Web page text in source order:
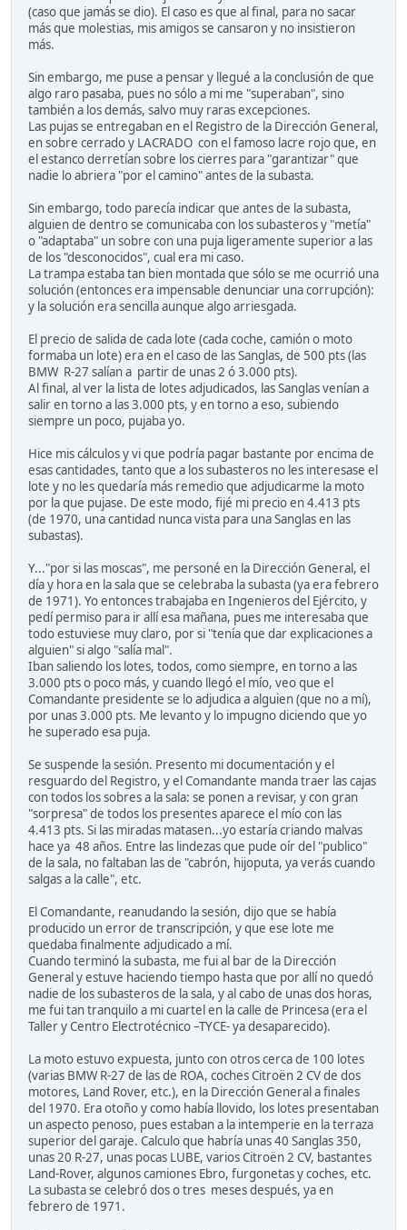
(caso que jamás se dio). El caso es que al final, para no sacar
más que molestias, mis amigos se cansaron y no insistieron
más.
Sin embargo, me puse a pensar y llegué a la conclusión de que
algo raro pasaba, pues no sólo a mi me "superaban", sino
también a los demás, salvo muy raras excepciones.
Las pujas se entregaban en el Registro de la Dirección General,
en sobre cerrado y LACRADO con el famoso lacre rojo que, en
el estanco derretían sobre los cierres para "garantizar" que
nadie lo abriera "por el camino" antes de la subasta.
Sin embargo, todo parecía indicar que antes de la subasta,
alguien de dentro se comunicaba con los subasteros y "metía"
o "adaptaba" un sobre con una puja ligeramente superior a las
de los "desconocidos", cual era mi caso.
La trampa estaba tan bien montada que sólo se me ocurrió una
solución (entonces era impensable denunciar una corrupción):
y la solución era sencilla aunque algo arriesgada.
El precio de salida de cada lote (cada coche, camión o moto
formaba un lote) era en el caso de las Sanglas, de 500 pts (las
BMW R-27 salían a partir de unas 2 ó 3.000 pts).
Al final, al ver la lista de lotes adjudicados, las Sanglas venían a
salir en torno a las 3.000 pts, y en torno a eso, subiendo
siempre un poco, pujaba yo.
Hice mis cálculos y vi que podría pagar bastante por encima de
esas cantidades, tanto que a los subasteros no les interesase el
lote y no les quedaría más remedio que adjudicarme la moto
por la que pujase. De este modo, fijé mi precio en 4.413 pts
(de 1970, una cantidad nunca vista para una Sanglas en las
subastas).
Y..."por si las moscas", me personé en la Dirección General, el
día y hora en la sala que se celebraba la subasta (ya era febrero
de 1971). Yo entonces trabajaba en Ingenieros del Ejército, y
pedí permiso para ir allí esa mañana, pues me interesaba que
todo estuviese muy claro, por si "tenía que dar explicaciones a
alguien" si algo "salía mal".
Iban saliendo los lotes, todos, como siempre, en torno a las
3.000 pts o poco más, y cuando llegó el mío, veo que el
Comandante presidente se lo adjudica a alguien (que no a mí),
por unas 3.000 pts. Me levanto y lo impugno diciendo que yo
he superado esa puja.
Se suspende la sesión. Presento mi documentación y el
resguardo del Registro, y el Comandante manda traer las cajas
con todos los sobres a la sala: se ponen a revisar, y con gran
"sorpresa" de todos los presentes aparece el mío con las
4.413 pts. Si las miradas matasen...yo estaría criando malvas
hace ya 48 años. Entre las lindezas que pude oír del "publico"
de la sala, no faltaban las de "cabrón, hijoputa, ya verás cuando
salgas a la calle", etc.
El Comandante, reanudando la sesión, dijo que se había
producido un error de transcripción, y que ese lote me
quedaba finalmente adjudicado a mí.
Cuando terminó la subasta, me fui al bar de la Dirección
General y estuve haciendo tiempo hasta que por allí no quedó
nadie de los subasteros de la sala, y al cabo de unas dos horas,
me fui tan tranquilo a mi cuartel en la calle de Princesa (era el
Taller y Centro Electrotécnico –TYCE- ya desaparecido).
La moto estuvo expuesta, junto con otros cerca de 100 lotes
(varias BMW R-27 de las de ROA, coches Citroën 2 CV de dos
motores, Land Rover, etc.), en la Dirección General a finales
del 1970. Era otoño y como había llovido, los lotes presentaban
un aspecto penoso, pues estaban a la intemperie en la terraza
superior del garaje. Calculo que habría unas 40 Sanglas 350,
unas 20 R-27, unas pocas LUBE, varios Citroën 2 CV, bastantes
Land-Rover, algunos camiones Ebro, furgonetas y coches, etc.
La subasta se celebró dos o tres meses después, ya en
febrero de 1971.